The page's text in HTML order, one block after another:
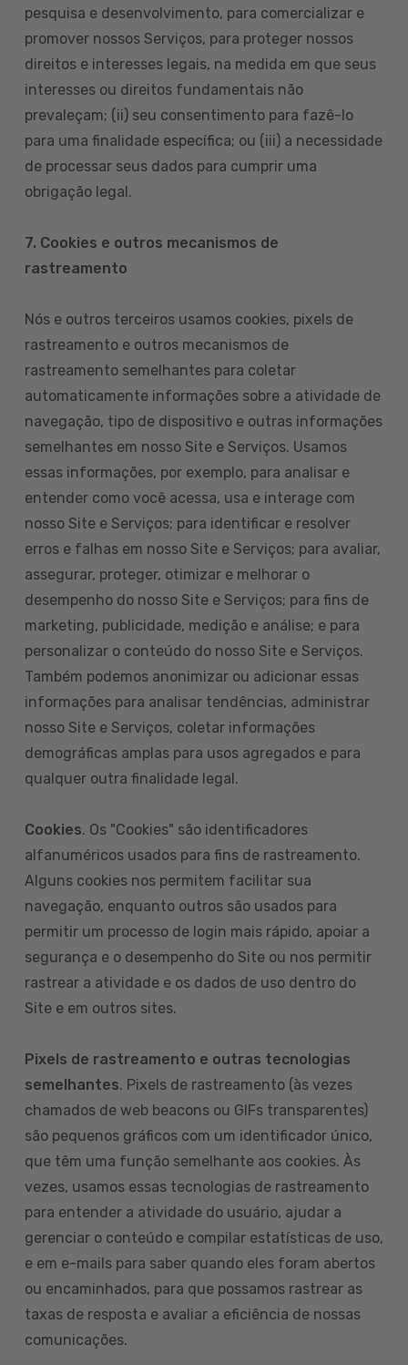
pesquisa e desenvolvimento, para comercializar e
promover nossos Serviços, para proteger nossos
direitos e interesses legais, na medida em que seus
interesses ou direitos fundamentais não
prevaleçam; (ii) seu consentimento para fazê-lo
para uma finalidade específica; ou (iii) a necessidade
de processar seus dados para cumprir uma
obrigação legal.
7. Cookies e outros mecanismos de
rastreamento
Nós e outros terceiros usamos cookies, pixels de
rastreamento e outros mecanismos de
rastreamento semelhantes para coletar
automaticamente informações sobre a atividade de
navegação, tipo de dispositivo e outras informações
semelhantes em nosso Site e Serviços. Usamos
essas informações, por exemplo, para analisar e
entender como você acessa, usa e interage com
nosso Site e Serviços; para identificar e resolver
erros e falhas em nosso Site e Serviços; para avaliar,
assegurar, proteger, otimizar e melhorar o
desempenho do nosso Site e Serviços; para fins de
marketing, publicidade, medição e análise; e para
personalizar o conteúdo do nosso Site e Serviços.
Também podemos anonimizar ou adicionar essas
informações para analisar tendências, administrar
nosso Site e Serviços, coletar informações
demográficas amplas para usos agregados e para
qualquer outra finalidade legal.
Cookies. Os "Cookies" são identificadores
alfanuméricos usados para fins de rastreamento.
Alguns cookies nos permitem facilitar sua
navegação, enquanto outros são usados para
permitir um processo de login mais rápido, apoiar a
segurança e o desempenho do Site ou nos permitir
rastrear a atividade e os dados de uso dentro do
Site e em outros sites.
Pixels de rastreamento e outras tecnologias
semelhantes. Pixels de rastreamento (às vezes
chamados de web beacons ou GIFs transparentes)
são pequenos gráficos com um identificador único,
que têm uma função semelhante aos cookies. Às
vezes, usamos essas tecnologias de rastreamento
para entender a atividade do usuário, ajudar a
gerenciar o conteúdo e compilar estatísticas de uso,
e em e-mails para saber quando eles foram abertos
ou encaminhados, para que possamos rastrear as
taxas de resposta e avaliar a eficiência de nossas
comunicações.